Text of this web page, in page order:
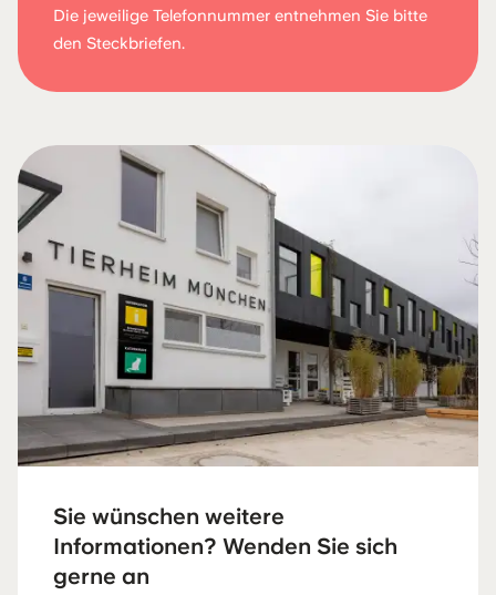
Die jeweilige Telefonnummer entnehmen Sie bitte
den Steckbriefen.
Sie wünschen weitere
Informationen? Wenden Sie sich
gerne an